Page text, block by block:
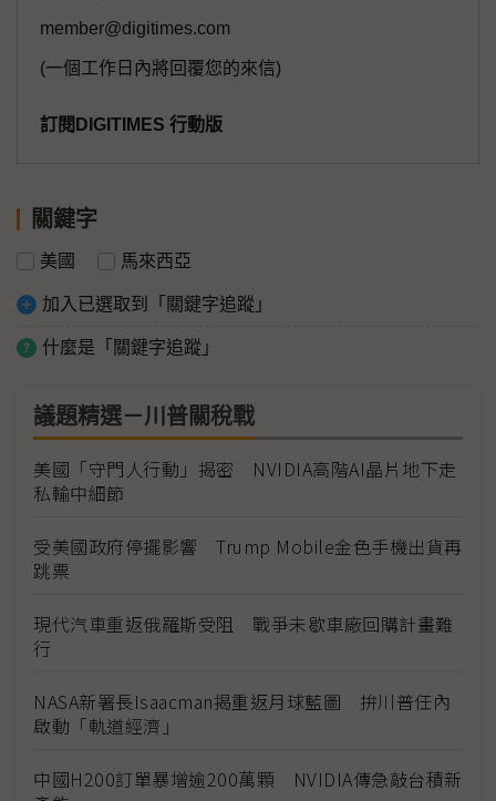
member@digitimes.com
(一個工作日內將回覆您的來信)
訂閱DIGITIMES 行動版
關鍵字
美國 馬來西亞
加入已選取到「關鍵字追蹤」
什麼是「關鍵字追蹤」
議題精選－川普關稅戰
美國「守門人行動」揭密 NVIDIA高階AI晶片地下走
私輸中細節
受美國政府停擺影響 Trump Mobile金色手機出貨再
跳票
現代汽車重返俄羅斯受阻 戰爭未歇車廠回購計畫難
行
NASA新署長Isaacman揭重返月球藍圖 拚川普任內
啟動「軌道經濟」
中國H200訂單暴增逾200萬顆 NVIDIA傳急敲台積新